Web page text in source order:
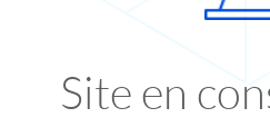
Site en